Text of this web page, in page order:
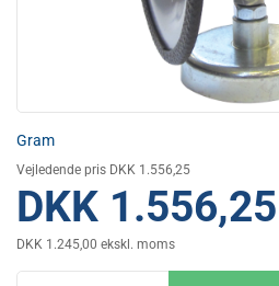
Gram
Vejledende pris DKK 1.556,25
DKK 1.556,25
DKK 1.245,00 ekskl. moms